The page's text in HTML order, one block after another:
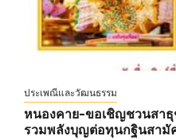
ประเพณีและวัฒนธรรม
หนองคาย-ขอเชิญชวนสา
รวมพลังบุญต่อทุนกฐินสามั